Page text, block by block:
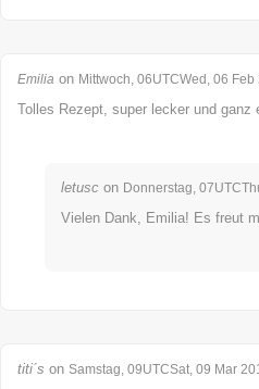
Emilia on Mittwoch, 06UTCWed, 06
Tolles Rezept, super lecker und ganz
letusc on Donnerstag,
Vielen Dank, Emilia! Es freut
titi´s on Samstag, 09UTCSat, 09 Mar